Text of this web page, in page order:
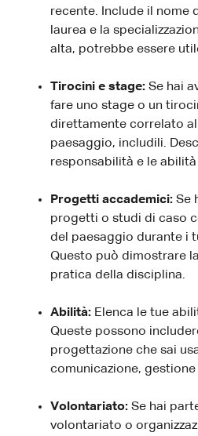
recente. Include il nome
laurea e la
alta, potrebbe essere
Tirocini e stage: Se hai
fare uno stage o un
direttamente correlato
paesaggio, includili.
responsabilità e le
Progetti accademici: Se
progetti o studi di caso
del paesaggio durante i
Questo può dimostrare
pratica della disciplina.
Abilità: Elenca le tue
Queste possono
progettazione che sai
comunicazione,
Volontariato: Se hai
volontariato o